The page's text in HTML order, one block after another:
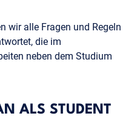
wir alle Fragen und Regeln
die im
neben dem Studium
ALS STUDENT